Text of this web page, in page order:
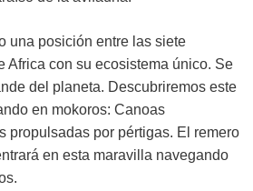
una posición entre las siete
Africa con su ecosistema único. Se
del planeta. Descubriremos este
en mokoros: Canoas
propulsadas por pértigas. El remero
en esta maravilla navegando